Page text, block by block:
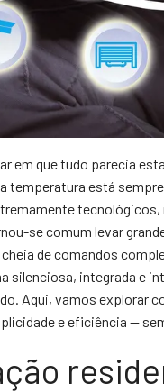
em que tudo parecia
temperatura está
tecnológicos,
se comum levar
de comandos
silenciosa, integrada e
Aqui, vamos explorar
e eficiência —